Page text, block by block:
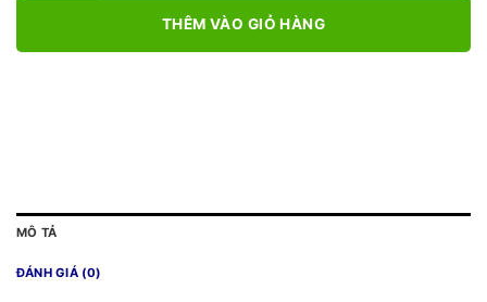
THÊM VÀO GIỎ HÀNG
MÔ TẢ
ĐÁNH GIÁ (0)